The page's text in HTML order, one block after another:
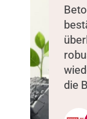
die